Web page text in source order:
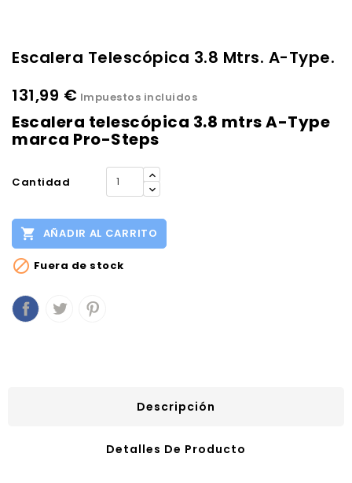
Escalera Telescópica 3.8 Mtrs. A-Type.
131,99 € Impuestos incluidos
Escalera telescópica 3.8 mtrs A-Type
marca Pro-Steps
Cantidad
 AÑADIR AL CARRITO
 Fuera de stock
Descripción
Detalles De Producto